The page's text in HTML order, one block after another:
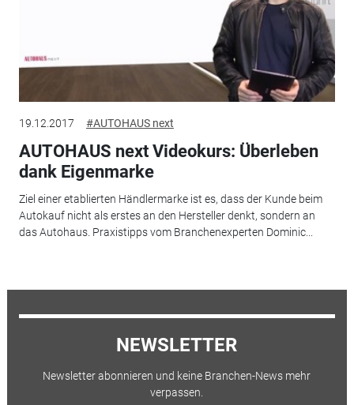
19.12.2017 #AUTOHAUS next
AUTOHAUS next Videokurs: Überleben
dank Eigenmarke
Ziel einer etablierten Händlermarke ist es, dass der Kunde beim
Autokauf nicht als erstes an den Hersteller denkt, sondern an
das Autohaus. Praxistipps vom Branchenexperten Dominic...
NEWSLETTER
Newsletter abonnieren und keine Branchen-News mehr
verpassen.